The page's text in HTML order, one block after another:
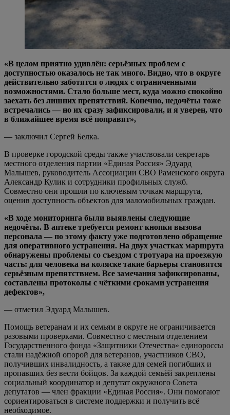
«В целом приятно удивлён: серьёзных проблем с
доступностью оказалось не так много. Видно, что в округе
действительно заботятся о людях с ограниченными
возможностями. Стало больше мест, куда можно спокойно
заехать без лишних препятствий. Конечно, недочёты тоже
встречались — но их сразу зафиксировали, и я уверен, что
в ближайшее время всё поправят»,
— заключил Сергей Белка.
В проверке городской среды также участвовали секретарь
местного отделения партии «Единая Россия» Эдуард
Малышев, руководитель Ассоциации СВО Раменского округа
Александр Кулик и сотрудники профильных служб.
Совместно они прошли по ключевым точкам маршрута,
оценив доступность объектов для маломобильных граждан.
«В ходе мониторинга были выявлены следующие
недочёты. В аптеке требуется ремонт кнопки вызова
персонала — по этому факту уже подготовлено обращение
для оперативного устранения. На двух участках маршрута
обнаружены проблемы со съездом с тротуара на проезжую
часть: для человека на коляске такие барьеры становятся
серьёзным препятствием. Все замечания зафиксированы,
составлены протоколы с чёткими сроками устранения
дефектов»,
— отметил Эдуард Малышев.
Помощь ветеранам и их семьям в округе не ограничивается
разовыми проверками. Совместно с местным отделением
Государственного фонда «Защитники Отечества» единороссы
стали надёжной опорой для ветеранов, участников СВО,
получивших инвалидность, а также для семей погибших и
пропавших без вести бойцов. За каждой семьёй закреплены
социальный координатор и депутат окружного Совета
депутатов — член фракции «Единая Россия». Они помогают
сориентироваться в системе поддержки и получить всё
необходимое.